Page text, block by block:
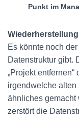
Punkt im
Wiederherstellung
Es könnte noch
Datenstruktur gibt.
„Projekt
irgendwelche alten
ähnliches gemacht
zerstört die